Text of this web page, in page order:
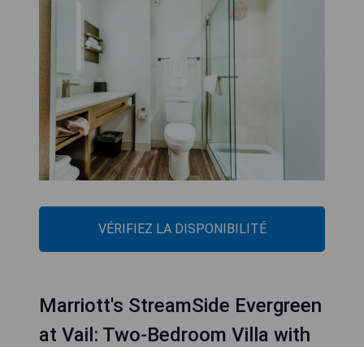
VÉRIFIEZ LA DISPONIBILITÉ
Marriott's StreamSide Evergreen
at Vail: Two-Bedroom Villa with